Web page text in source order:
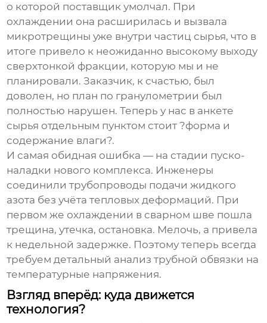
о которой поставщик умолчал. При
охлаждении она расширилась и вызвала
микротрещины уже внутри частиц сырья, что в
итоге привело к неожиданно высокому выходу
сверхтонкой фракции, которую мы и не
планировали. Заказчик, к счастью, был
доволен, но план по гранулометрии был
полностью нарушен. Теперь у нас в анкете
сырья отдельным пунктом стоит ?форма и
содержание влаги?.
И самая обидная ошибка — на стадии пуско-
наладки нового комплекса. Инженеры
соединили трубопроводы подачи жидкого
азота без учёта тепловых деформаций. При
первом же охлаждении в сварном шве пошла
трещина, утечка, остановка. Мелочь, а привела
к недельной задержке. Поэтому теперь всегда
требуем детальный анализ трубной обвязки на
температурные напряжения.
Взгляд вперёд: куда движется
технология?